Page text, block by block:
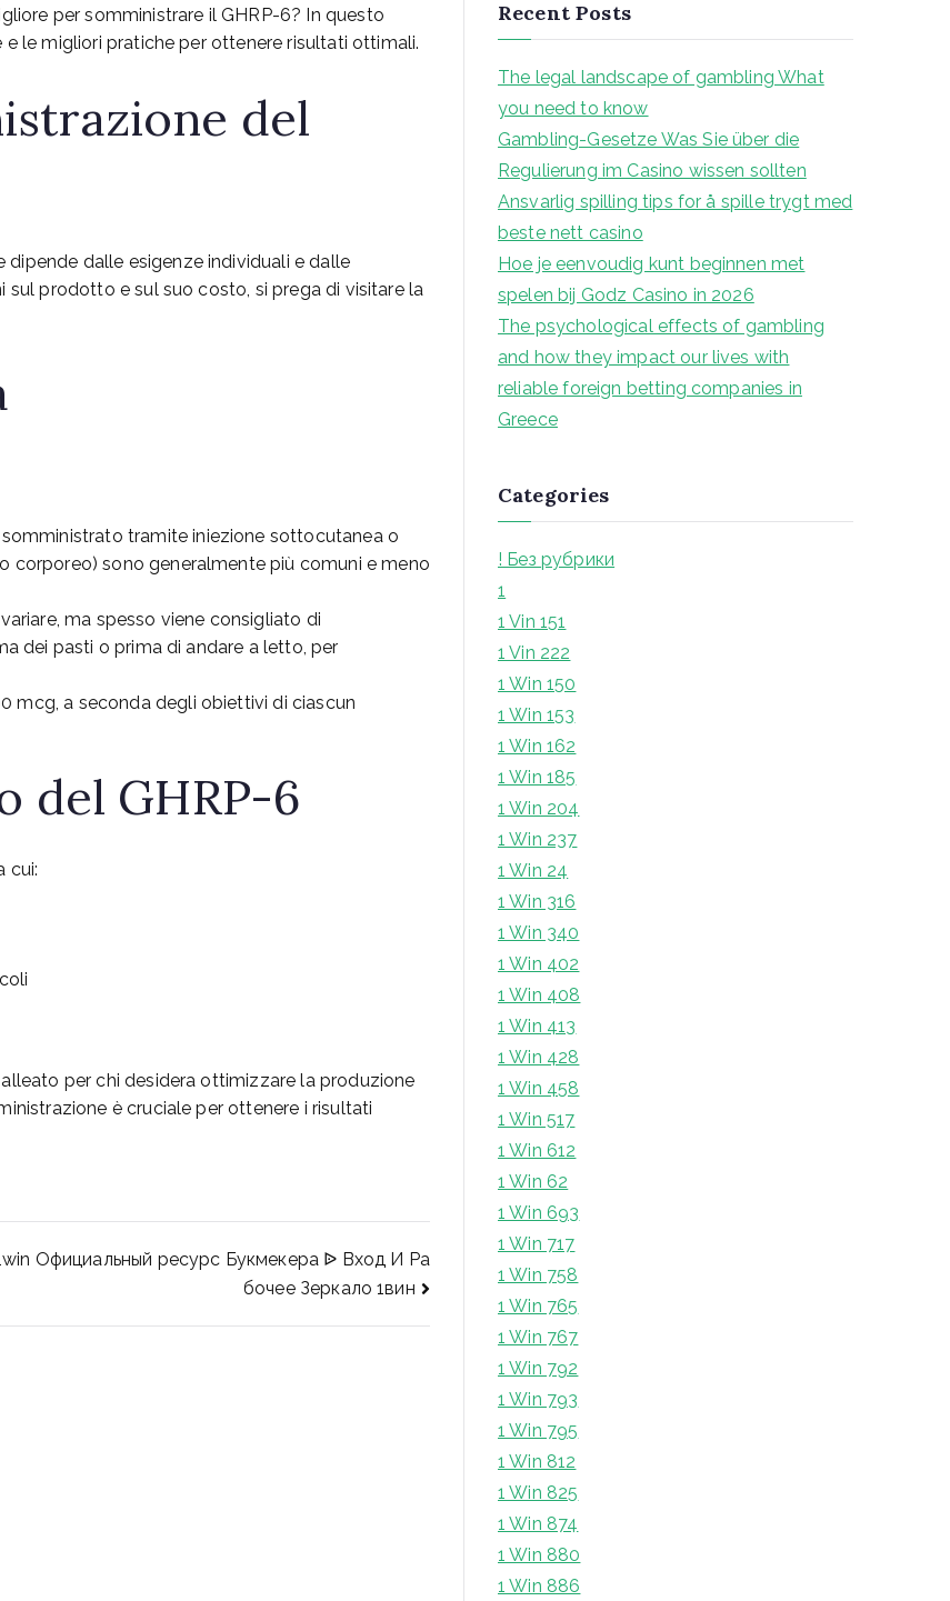
per somministrare il GHRP-6? In questo
le migliori pratiche per ottenere risultati ottimali.
del
dalle esigenze individuali e dalle
prodotto e sul suo costo, si prega di visitare la
somministrato tramite iniezione sottocutanea o
corporeo) sono generalmente più comuni e meno
ma spesso viene consigliato di
dei pasti o prima di andare a letto, per
mcg, a seconda degli obiettivi di ciascun
del GHRP-6
cui:
per chi desidera ottimizzare la produzione
è cruciale per ottenere i risultati
Официальный ресурс Букмекера ᐉ Вход И Ра
бочее Зеркало 1вин
Recent Posts
The legal landscape of gambling What
you need to know
Gambling-Gesetze Was Sie über die
Regulierung im Casino wissen sollten
Ansvarlig spilling tips for å spille trygt med
beste nett casino
Hoe je eenvoudig kunt beginnen met
spelen bij Godz Casino in 2026
The psychological effects of gambling
and how they impact our lives with
reliable foreign betting companies in
Greece
Categories
! Без рубрики
1
1 Vin 151
1 Vin 222
1 Win 150
1 Win 153
1 Win 162
1 Win 185
1 Win 204
1 Win 237
1 Win 24
1 Win 316
1 Win 340
1 Win 402
1 Win 408
1 Win 413
1 Win 428
1 Win 458
1 Win 517
1 Win 612
1 Win 62
1 Win 693
1 Win 717
1 Win 758
1 Win 765
1 Win 767
1 Win 792
1 Win 793
1 Win 795
1 Win 812
1 Win 825
1 Win 874
1 Win 880
1 Win 886